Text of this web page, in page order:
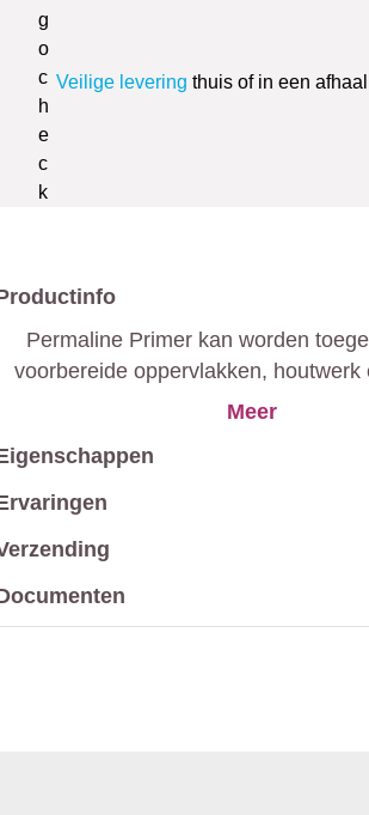
Veilige levering thuis of in een
Permaline Primer kan worden
voorbereide oppervlakken, houtwerk
metalen constructies,
Meer